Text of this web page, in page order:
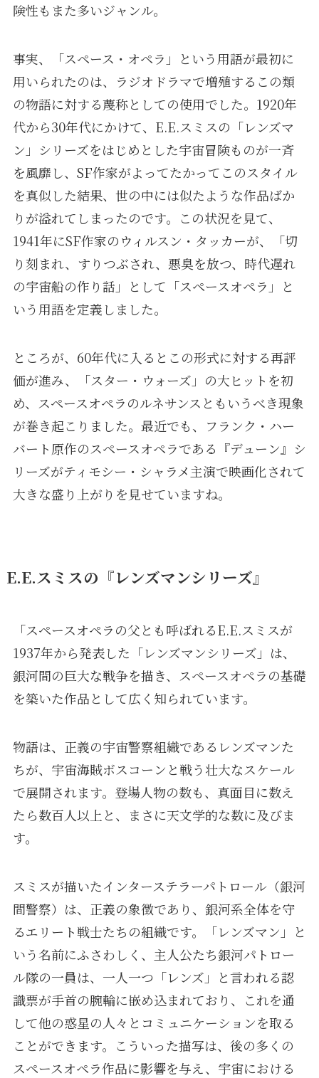
険性もまた多いジャンル。
事実、「スペース・オペラ」という用語が最初に
用いられたのは、ラジオドラマで増殖するこの類
の物語に対する蔑称としての使用でした。1920年
代から30年代にかけて、E.E.スミスの「レンズマ
ン」シリーズをはじめとした宇宙冒険ものが一斉
を風靡し、SF作家がよってたかってこのスタイル
を真似した結果、世の中には似たような作品ばか
りが溢れてしまったのです。この状況を見て、
1941年にSF作家のウィルスン・タッカーが、「切
り刻まれ、すりつぶされ、悪臭を放つ、時代遅れ
の宇宙船の作り話」として「スペースオペラ」と
いう用語を定義しました。
ところが、60年代に入るとこの形式に対する再評
価が進み、「スター・ウォーズ」の大ヒットを初
め、スペースオペラのルネサンスともいうべき現象
が巻き起こりました。最近でも、フランク・ハー
バート原作のスペースオペラである『デューン』シ
リーズがティモシー・シャラメ主演で映画化されて
大きな盛り上がりを見せていますね。
E.E.スミスの『レンズマンシリーズ』
「スペースオペラの父とも呼ばれるE.E.スミスが
1937年から発表した「レンズマンシリーズ」は、
銀河間の巨大な戦争を描き、スペースオペラの基礎
を築いた作品として広く知られています。
物語は、正義の宇宙警察組織であるレンズマンた
ちが、宇宙海賊ボスコーンと戦う壮大なスケール
で展開されます。登場人物の数も、真面目に数え
たら数百人以上と、まさに天文学的な数に及びま
す。
スミスが描いたインターステラーパトロール（銀河
間警察）は、正義の象徴であり、銀河系全体を守
るエリート戦士たちの組織です。「レンズマン」と
いう名前にふさわしく、主人公たち銀河パトロー
ル隊の一員は、一人一つ「レンズ」と言われる認
識票が手首の腕輪に嵌め込まれており、これを通
して他の惑星の人々とコミュニケーションを取る
ことができます。こういった描写は、後の多くの
スペースオペラ作品に影響を与え、宇宙における